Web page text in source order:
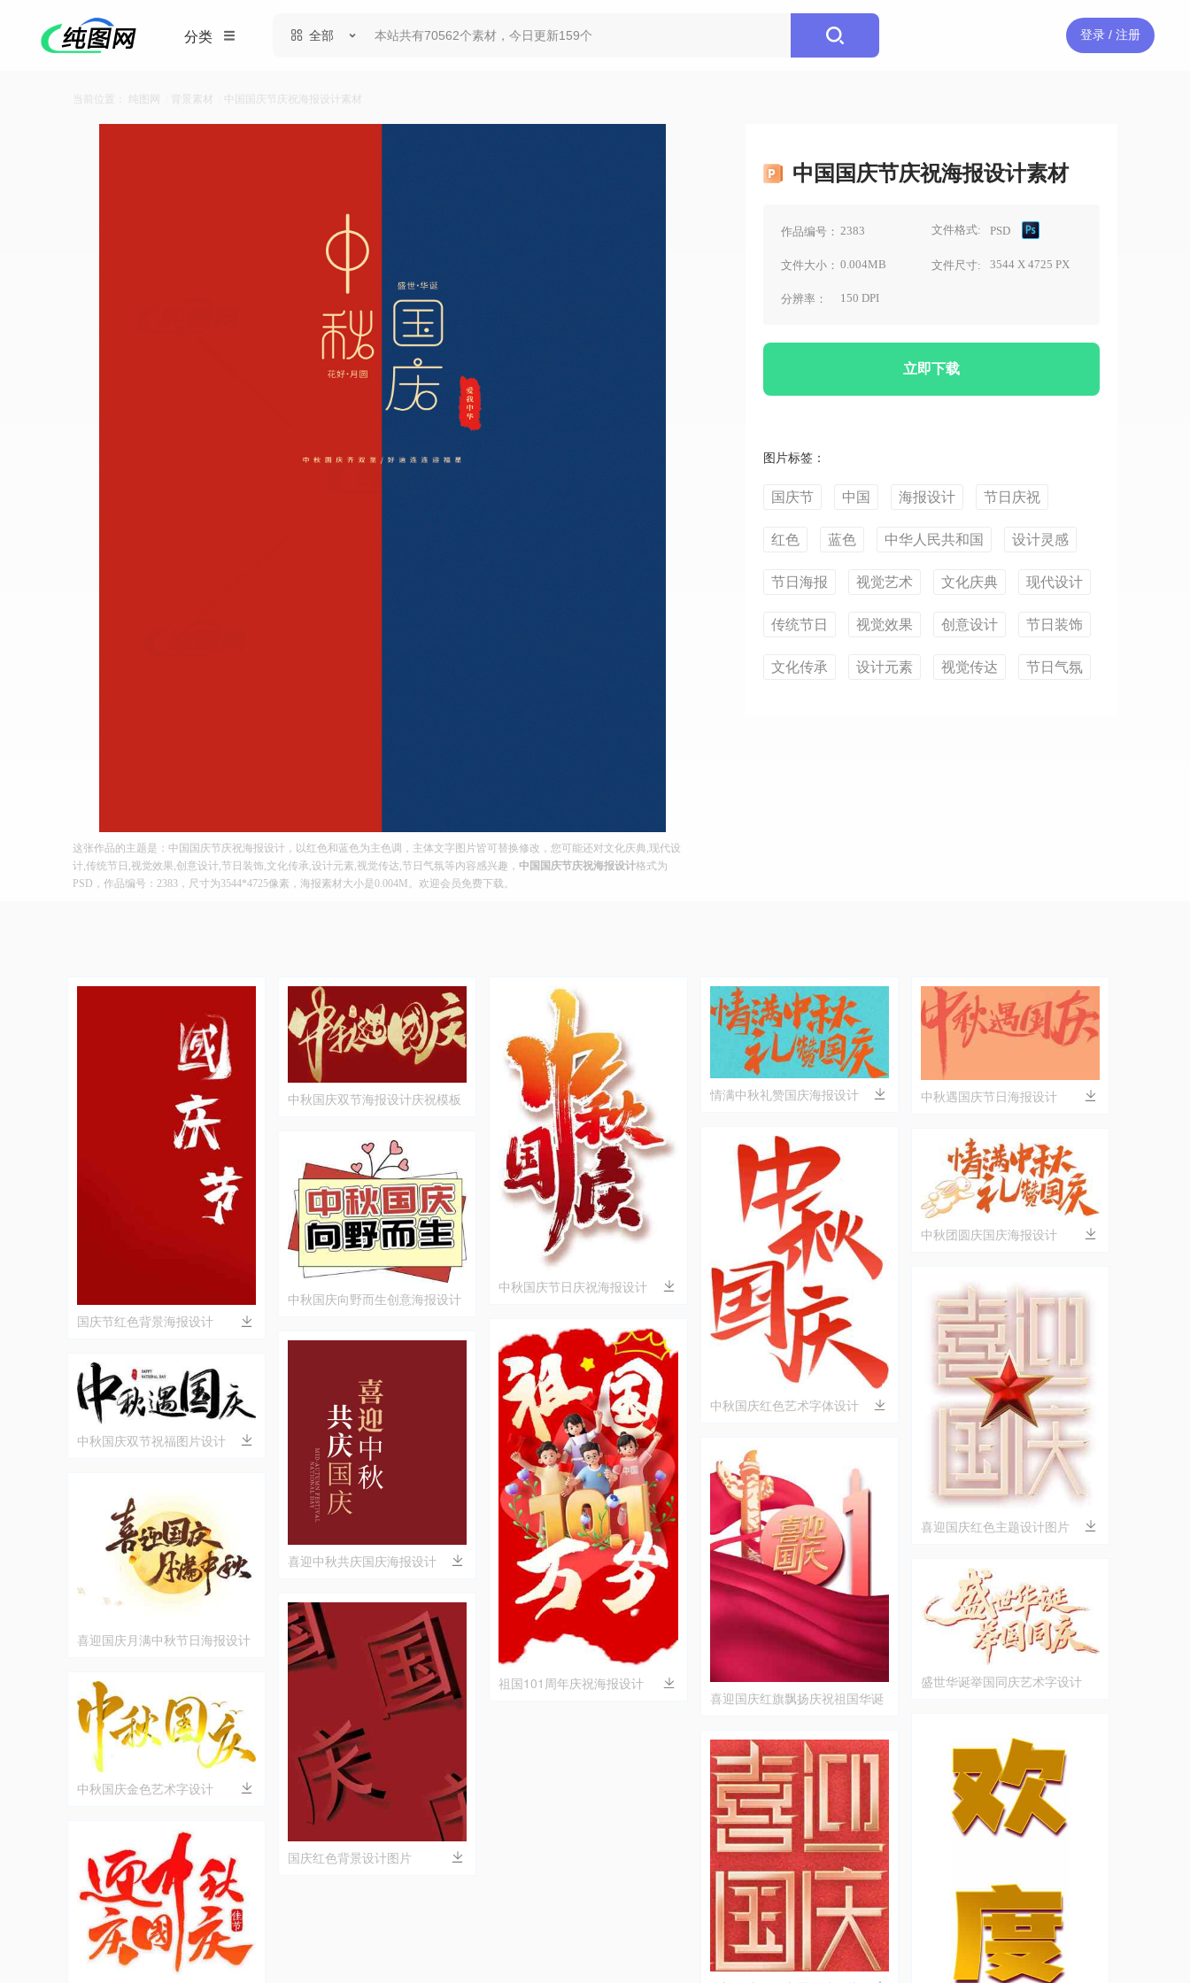
分类 全部 登录 / 注册
当前位置： 纯图网 背景素材 中国国庆节庆祝海报设计素材
中国国庆节庆祝海报设计素材
作品编号： 2383 文件格式: PSD
文件大小： 0.004MB 文件尺寸: 3544 X 4725 PX
分辨率： 150 DPI
立即下载
图片标签：
国庆节 中国 海报设计 节日庆祝
红色 蓝色 中华人民共和国 设计灵感
节日海报 视觉艺术 文化庆典 现代设计
传统节日 视觉效果 创意设计 节日装饰
文化传承 设计元素 视觉传达 节日气氛
这张作品的主题是：中国国庆节庆祝海报设计，以红色和蓝色为主色调，主体文字图片皆可替换修改，您可能还对文化庆典,现代设
计,传统节日,视觉效果,创意设计,节日装饰,文化传承,设计元素,视觉传达,节日气氛等内容感兴趣， 中国国庆节庆祝海报设计格式为
PSD，作品编号：2383，尺寸为3544*4725像素，海报素材大小是0.004M。欢迎会员免费下载。
国庆节红色背景海报设计
中秋国庆双节祝福图片设计
喜迎国庆月满中秋节日海报设计
中秋国庆金色艺术字设计
中秋国庆双节海报设计庆祝模板
中秋国庆向野而生创意海报设计
喜迎中秋共庆国庆海报设计
国庆红色背景设计图片
中秋国庆节日庆祝海报设计
祖国101周年庆祝海报设计
情满中秋礼赞国庆海报设计
中秋国庆红色艺术字体设计
喜迎国庆红旗飘扬庆祝祖国华诞
中秋遇国庆节日海报设计
中秋团圆庆国庆海报设计
喜迎国庆红色主题设计图片
盛世华诞举国同庆艺术字设计